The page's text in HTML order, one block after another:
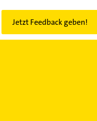
Jetzt Feedback geben!